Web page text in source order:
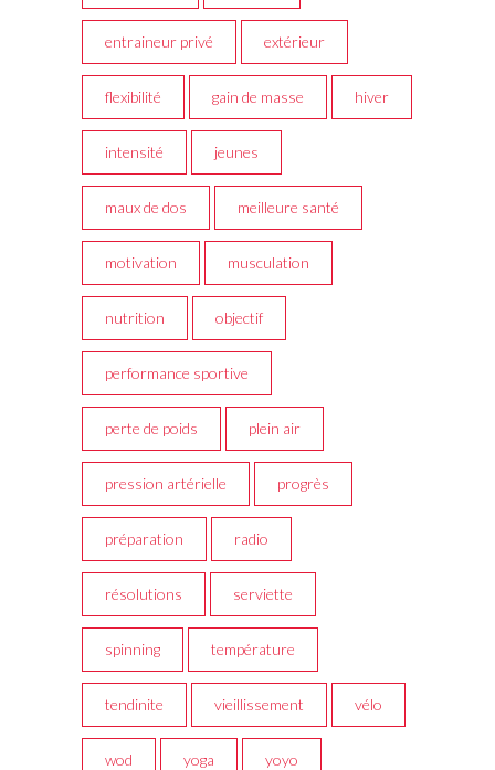
entraineur privé extérieur
flexibilité gain de masse hiver
intensité jeunes
maux de dos meilleure santé
motivation musculation
nutrition objectif
performance sportive
perte de poids plein air
pression artérielle progrès
préparation radio
résolutions serviette
spinning température
tendinite vieillissement vélo
wod yoga yoyo